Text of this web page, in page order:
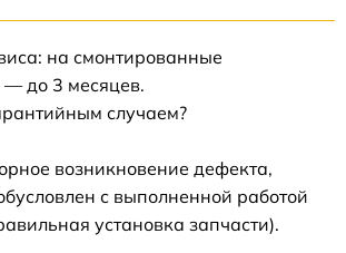
на смонтированные
до 3 месяцев.
случаем?
возникновение дефекта,
с выполненной работой
установка запчасти).